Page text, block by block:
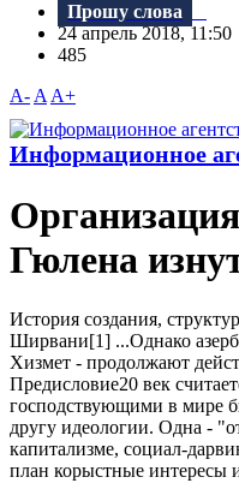
Прошу слова
24 апрель 2018, 11:50
485
A- A A+
Информационное
Гюлена
История создания,
Ширвани[1] ...Однако
Хизмет - продолжают
Предисловие20 век
господствующими в мире
другу идеологии. Одна -
капитализме, социал-
план корыстные интересы